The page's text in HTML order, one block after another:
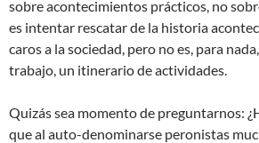
sobre acontecimientos prácticos, no
es intentar rescatar de la historia
caros a la sociedad, pero no es, para
trabajo, un itinerario de actividades.
Quizás sea momento de preguntarnos:
que al auto-denominarse peronistas